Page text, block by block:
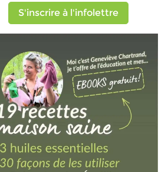
S'inscrire à l'infolettre